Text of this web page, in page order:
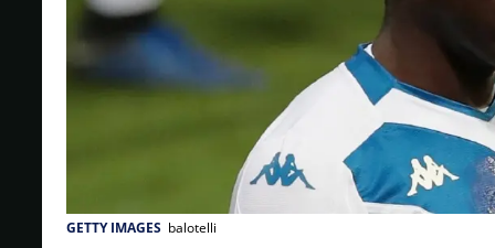
GETTY IMAGES balotelli